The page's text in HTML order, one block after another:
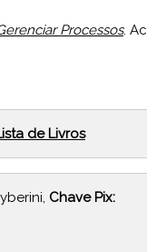
Processos.
de Livros
Chave Pix: